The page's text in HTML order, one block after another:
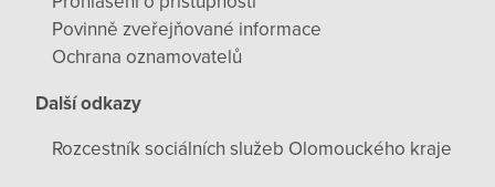
Povinně zveřejňované informace
Ochrana oznamovatelů
Další odkazy
Rozcestník sociálních služeb Olomouckého kraje